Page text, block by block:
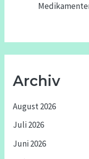
Archiv
August 2026
Juli 2026
Juni 2026